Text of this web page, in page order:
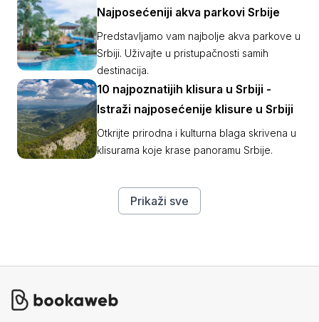
Najposećeniji akva parkovi Srbije
Predstavljamo vam najbolje akva parkove u
Srbiji. Uživajte u pristupačnosti samih
destinacija.
10 najpoznatijih klisura u Srbiji -
Istraži najposećenije klisure u Srbiji
Otkrijte prirodna i kulturna blaga skrivena u
klisurama koje krase panoramu Srbije.
Prikaži sve